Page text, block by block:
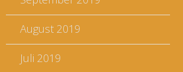
August 2019
Juli 2019